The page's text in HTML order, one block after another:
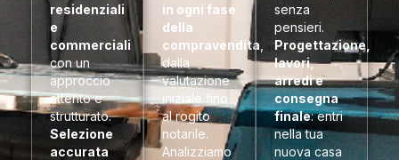
residenziali
e
commerciali
con un
approccio
attento e
strutturato.
Selezione
accurata
in ogni fase
della
compravendita
dalla
valutazione
iniziale fino
al rogito
notarile.
Analizziamo
senza
pensieri.
Progettazione,
lavori,
arredi e
consegna
finale: entri
nella tua
nuova casa